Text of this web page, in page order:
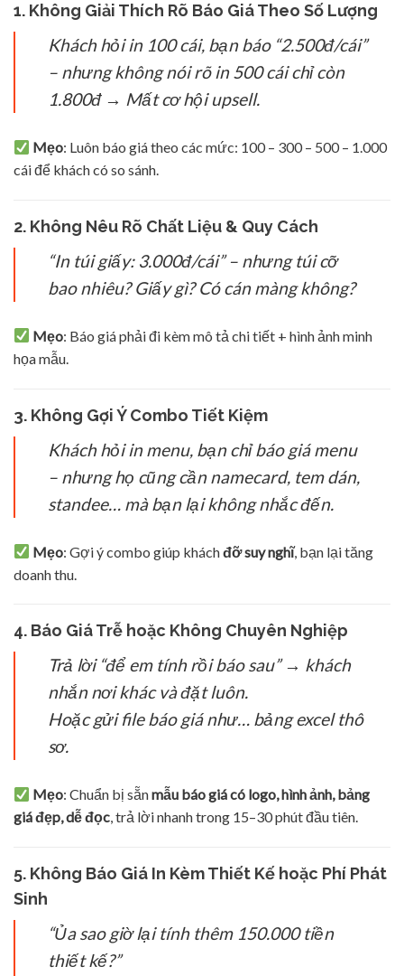
1. Không Giải Thích Rõ Báo Giá Theo Số Lượng
Khách hỏi in 100 cái, bạn báo “2.500đ/cái”
– nhưng không nói rõ in 500 cái chỉ còn
1.800đ → Mất cơ hội upsell.
Mẹo: Luôn báo giá theo các mức: 100 – 300 – 500 – 1.000
cái để khách có so sánh.
2. Không Nêu Rõ Chất Liệu & Quy Cách
“In túi giấy: 3.000đ/cái” – nhưng túi cỡ
bao nhiêu? Giấy gì? Có cán màng không?
Mẹo: Báo giá phải đi kèm mô tả chi tiết + hình ảnh minh
họa mẫu.
3. Không Gợi Ý Combo Tiết Kiệm
Khách hỏi in menu, bạn chỉ báo giá menu
– nhưng họ cũng cần namecard, tem dán,
standee… mà bạn lại không nhắc đến.
Mẹo: Gợi ý combo giúp kháchđỡ suy nghĩ, bạn lại tăng
doanh thu.
4. Báo Giá Trễ hoặc Không Chuyên Nghiệp
Trả lời “để em tính rồi báo sau” → khách
nhắn nơi khác và đặt luôn.
Hoặc gửi file báo giá như… bảng excel thô
sơ.
Mẹo: Chuẩn bị sẵnmẫu báo giá có logo, hình ảnh, bảng
giá đẹp, dễ đọc, trả lời nhanh trong 15–30 phút đầu tiên.
5. Không Báo Giá In Kèm Thiết Kế hoặc Phí Phát
Sinh
“Ủa sao giờ lại tính thêm 150.000 tiền
thiết kế?”